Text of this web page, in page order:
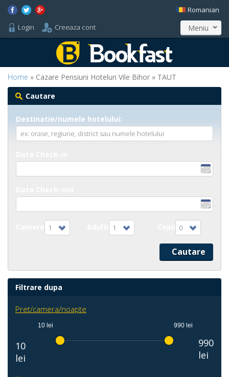
Login Creeaza cont
Romanian
Meniu
Home » Cazare Pensiuni Hoteluri Vile Bihor » TAUT
Cautare
Destinatie/numele hotelului:
1 1 0
Filtrare dupa
Pret/camera/noapte
10
lei
10 lei 990 lei
990
lei